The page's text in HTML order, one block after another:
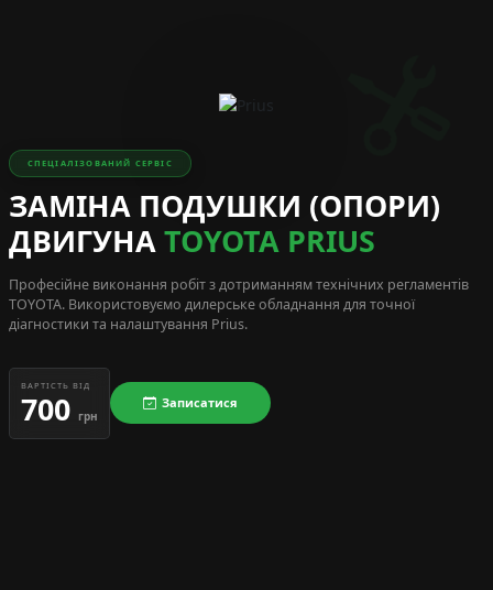
СПЕЦІАЛІЗОВАНИЙ СЕРВІС
ЗАМІНА ПОДУШКИ (ОПОРИ)
ДВИГУНАTOYOTA PRIUS
Професійне виконання робіт з дотриманням технічних регламентів
TOYOTA. Використовуємо дилерське обладнання для точної
діагностики та налаштування Prius.
ВАРТІСТЬ ВІД
700 грн
Записатися